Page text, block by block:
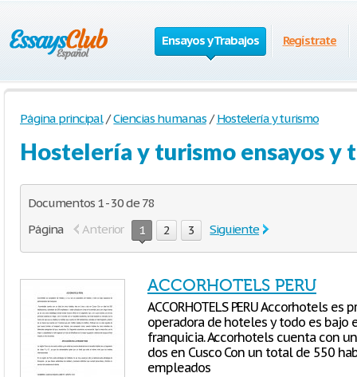
Ensayos y Trabajos Regístrate
Página principal / Ciencias humanas / Hostelería y turismo
Hostelería y turismo ensayos y
Documentos 1 - 30 de 78
Página
Anterior 1 2 3 Siguiente
ACCORHOTELS PERU
ACCORHOTELS PERU Accorhotels
operadora de hoteles y todo es bajo
franquicia. Accorhotels cuenta con
dos en Cusco Con un total de 550
empleados